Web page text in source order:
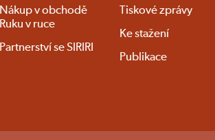
Nákup v obchodě
Ruku v ruce
Partnerství se SIRIRI
Tiskové zprávy
Ke stažení
Publikace